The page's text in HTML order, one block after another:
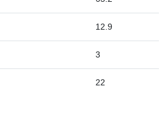
12.9
3
22